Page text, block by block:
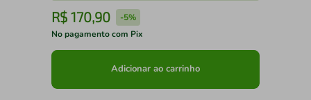
R$ 170,90 -5%
No pagamento com Pix
Adicionar ao carrinho